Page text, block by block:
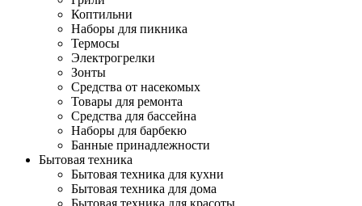
Коптильни
Наборы для пикника
Термосы
Электрогрелки
Зонты
Средства от насекомых
Товары для ремонта
Средства для бассейна
Наборы для барбекю
Банные принадлежности
Бытовая техника
Бытовая техника для кухни
Бытовая техника для дома
Бытовая техника для красоты